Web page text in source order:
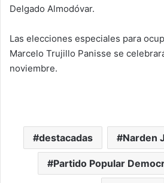
Delgado Almodóvar.
Las elecciones especiales para
Marcelo Trujillo Panisse se
noviembre.
destacadas Narden
Partido Popular